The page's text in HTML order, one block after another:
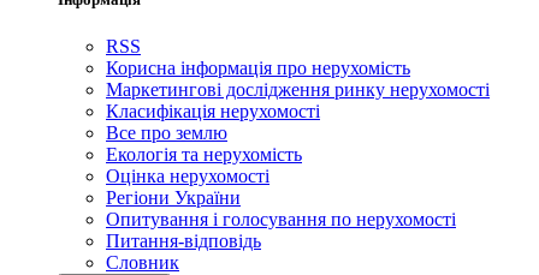
RSS
Корисна інформація про нерухомість
Маркетингові дослідження ринку нерухомості
Класифікація нерухомості
Все про землю
Екологія та нерухомість
Оцінка нерухомості
Регіони України
Опитування і голосування по нерухомості
Питання-відповідь
Словник